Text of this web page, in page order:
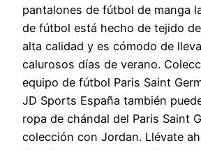
pantalones de fútbol de manga
de fútbol está hecho de tejido
alta calidad y es cómodo de
calurosos días de verano.
equipo de fútbol Paris Saint
JD Sports España también
ropa de chándal del Paris Saint
colección con Jordan. Llévate